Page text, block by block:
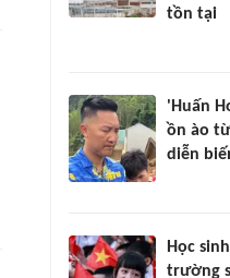
tồn tại
'Huấn
ồn ào
diễn
Học
trường